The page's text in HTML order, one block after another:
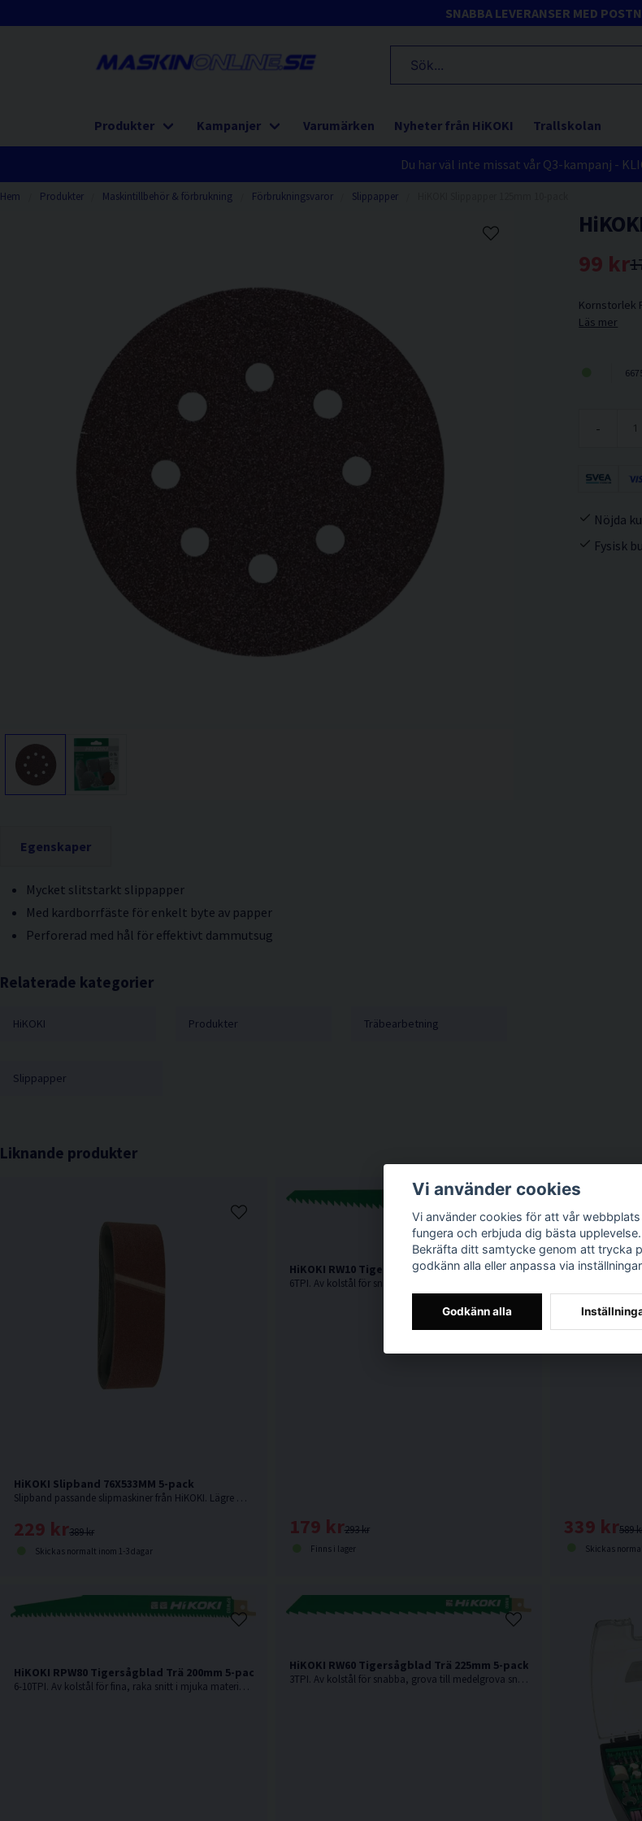
SNABBA LEVERANSER MED
Produkter Kampanjer Varumärken Nyheter från HiKOKI Trallskolan
Du har väl inte missat vår Q3-kampanj -
Hem Produkter Maskintillbehör & förbrukning Förbrukningsvaror Slippapper
Egenskaper
Mycket slitstarkt slippapper
Med kardborrfäste för enkelt byte av papper
Perforerad med hål för effektivt dammutsug
Relaterade kategorier
HiKOKI Produkter Träbearbetning
Slippapper
99 kr
Kornstorlek
Läs mer
-
Nöjda
Fysisk
Liknande produkter
HiKOKI Slipband 76X533MM 5-pack
Slipband passande slipmaskiner från HiKOKI. Lägre P-värde är ett grövre slippapper vilket innebär att ytan avverkas snabbare.
389 kr
229 kr
Skickas normalt inom 1-3 dagar
HiKOKI RW10 Tigersågblad Trä 150mm 5-pack
293 kr
179 kr
Finns i lager
HiKOKI RW70
589
339 kr
Skickas
HiKOKI RPW80 Tigersågblad Trä 200mm 5-pack
6-10TPI. Av kolstål för fina, raka snitt i mjuka material som t.ex mjukt trä, kryssfanér etc.
HiKOKI RW60 Tigersågblad Trä 225mm 5-pack
3TPI. Av kolstål för snabba, grova till medelgrova snitt i mjuka material som t.ex. mjukt trä.
Vi använder cookies
Vi använder cookies för att vår
fungera och erbjuda dig bästa upplevelse.
Bekräfta ditt samtycke genom att trycka
godkänn alla eller anpassa via inställningar
Godkänn alla